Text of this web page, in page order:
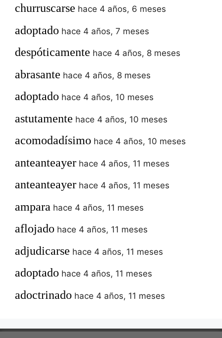
churruscarse hace 4 años, 6 meses
adoptado hace 4 años, 7 meses
despóticamente hace 4 años, 8 meses
abrasante hace 4 años, 8 meses
adoptado hace 4 años, 10 meses
astutamente hace 4 años, 10 meses
acomodadísimo hace 4 años, 10 meses
anteanteayer hace 4 años, 11 meses
anteanteayer hace 4 años, 11 meses
ampara hace 4 años, 11 meses
aflojado hace 4 años, 11 meses
adjudicarse hace 4 años, 11 meses
adoptado hace 4 años, 11 meses
adoctrinado hace 4 años, 11 meses